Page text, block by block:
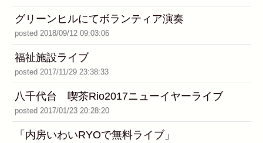
グリーンヒルにてボランティア演奏
posted 2018/09/12 09:03:06
福祉施設ライブ
posted 2017/11/29 23:38:33
八千代台 喫茶Rio2017ニューイヤーライブ
posted 2017/01/23 20:28:20
「内房いわいRYOで無料ライブ」